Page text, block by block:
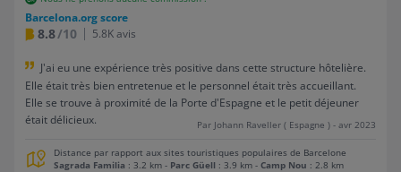
Barcelona.org score
8.8/10 5.8K avis
J'ai eu une expérience très positive dans cette structure hôtelière.
Elle était très bien entretenue et le personnel était très accueillant.
Elle se trouve à proximité de la Porte d'Espagne et le petit déjeuner
était délicieux.
Par Johann Raveller ( Espagne ) - avr 2023
Distance par rapport aux sites touristiques populaires de Barcelone
Sagrada Familia : 3.2 km - Parc Güell : 3.9 km - Camp Nou : 2.8 km